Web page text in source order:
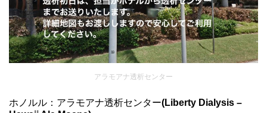
アラモアナ透析センター
ホノルル：アラモアナ透析センター(Liberty Dialysis –